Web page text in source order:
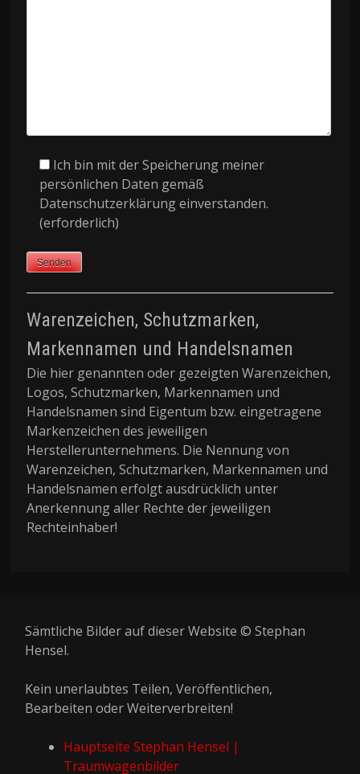
Bitte lasse dieses Feld leer.
Ich bin mit der Speicherung meiner
persönlichen Daten gemäß
Datenschutzerklärung einverstanden.
(erforderlich)
Warenzeichen, Schutzmarken,
Markennamen und Handelsnamen
Die hier genannten oder gezeigten Warenzeichen,
Logos, Schutzmarken, Markennamen und
Handelsnamen sind Eigentum bzw. eingetragene
Markenzeichen des jeweiligen
Herstellerunternehmens. Die Nennung von
Warenzeichen, Schutzmarken, Markennamen und
Handelsnamen erfolgt ausdrücklich unter
Anerkennung aller Rechte der jeweiligen
Rechteinhaber!
Sämtliche Bilder auf dieser Website © Stephan
Hensel.
Kein unerlaubtes Teilen, Veröffentlichen,
Bearbeiten oder Weiterverbreiten!
Hauptseite Stephan Hensel |
Traumwagenbilder